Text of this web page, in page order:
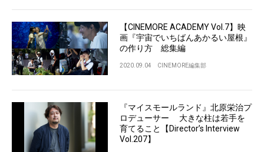
【CINEMORE ACADEMY Vol.7】映
画『宇宙でいちばんあかるい屋根』
の作り方 総集編
2020.09.04 CINEMORE編集部
『マイスモールランド』北原栄治プ
ロデューサー 大きな柱は若手を
育てること【Director’s Interview
Vol.207】